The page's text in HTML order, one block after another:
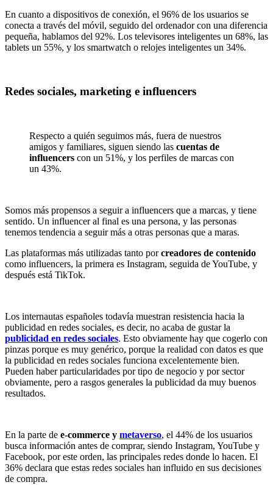
En cuanto a dispositivos de conexión, el 96% de los usuarios se
conecta a través del móvil, seguido del ordenador con una diferencia
pequeña, hablamos del 92%. Los televisores inteligentes un 68%, las
tablets un 55%, y los smartwatch o relojes inteligentes un 34%.
Redes sociales, marketing e influencers
Respecto a quién seguimos más, fuera de nuestros
amigos y familiares, siguen siendo las cuentas de
influencers con un 51%, y los perfiles de marcas con
un 43%.
Somos más propensos a seguir a influencers que a marcas, y tiene
sentido. Un influencer al final es una persona, y las personas
tenemos tendencia a seguir más a otras personas que a maras.
Las plataformas más utilizadas tanto porcreadores de contenido
como influencers, la primera es Instagram, seguida de YouTube, y
después está TikTok.
Los internautas españoles todavía muestran resistencia hacia la
publicidad en redes sociales, es decir, no acaba de gustar la
publicidad en redes sociales. Esto obviamente hay que cogerlo con
pinzas porque es muy genérico, porque la realidad con datos es que
la publicidad en redes sociales funciona excelentemente bien.
Pueden haber particularidades por tipo de negocio y por sector
obviamente, pero a rasgos generales la publicidad da muy buenos
resultados.
En la parte de e-commerce y metaverso, el 44% de los usuarios
busca información antes de comprar, siendo Instagram, YouTube y
Facebook, por este orden, las principales redes donde lo hacen. El
36% declara que estas redes sociales han influido en sus decisiones
de compra.